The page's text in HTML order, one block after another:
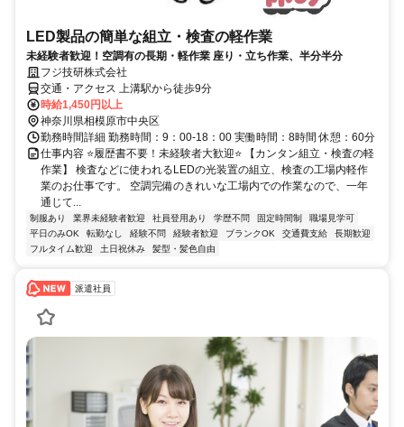
LED製品の簡単な組立・検査の軽作業
未経験者歓迎！空調有の長期・軽作業 座り・立ち作業、半分半分
フジ技研株式会社
交通・アクセス 上溝駅から徒歩9分
時給1,450円以上
神奈川県相模原市中央区
勤務時間詳細 勤務時間：9：00-18：00 実働時間：8時間 休憩：60分
仕事内容 ⭐履歴書不要！未経験者大歓迎⭐ 【カンタン組立・検査の軽
作業】 検査などに使われるLEDの光装置の組立、検査の工場内軽作
業のお仕事です。 空調完備のきれいな工場内での作業なので、一年
通じて...
制服あり 業界未経験者歓迎 社員登用あり 学歴不問 固定時間制
職場見学可
平日のみOK
転勤なし 経験不問 経験者歓迎 ブランクOK 交通費支給
長期歓迎
フルタイム歓迎
土日祝休み 髪型・髪色自由
派遣社員